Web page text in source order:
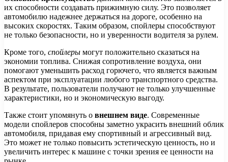
их способности создавать прижимную силу. Это позволяет
автомобилю надежнее держаться на дороге, особенно на
высоких скоростях. Таким образом, спойлеры способствуют
не только безопасности, но и уверенности водителя за рулем.
Кроме того, спойлеры могут положительно сказаться на
экономии топлива. Снижая сопротивление воздуха, они
помогают уменьшить расход горючего, что является важным
аспектом при эксплуатации любого транспортного средства.
В результате, пользователи получают не только улучшенные
характеристики, но и экономическую выгоду.
Также стоит упомянуть о внешнем виде. Современные
модели спойлеров способны заметно украсить внешний облик
автомобиля, придавая ему спортивный и агрессивный вид.
Это может не только повысить эстетическую ценность, но и
увеличить интерес к машине с точки зрения ее ценности на